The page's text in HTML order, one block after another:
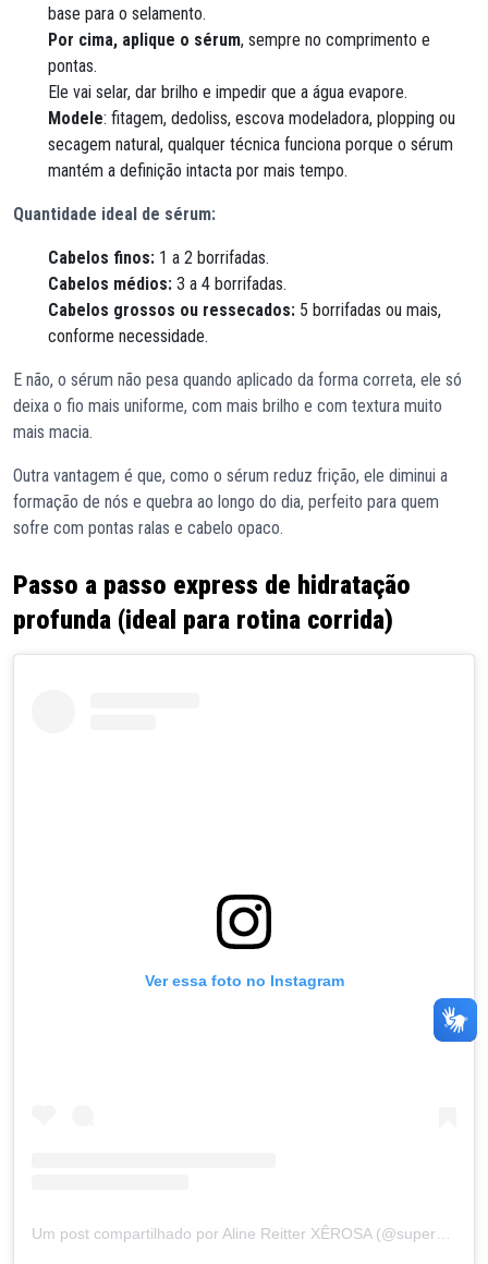
base para o selamento.
Por cima, aplique o sérum, sempre no comprimento e
pontas.
Ele vai selar, dar brilho e impedir que a água evapore.
Modele: fitagem, dedoliss, escova modeladora, plopping ou
secagem natural, qualquer técnica funciona porque o sérum
mantém a definição intacta por mais tempo.
Quantidade ideal de sérum:
Cabelos finos: 1 a 2 borrifadas.
Cabelos médios: 3 a 4 borrifadas.
Cabelos grossos ou ressecados: 5 borrifadas ou mais,
conforme necessidade.
E não, o sérum não pesa quando aplicado da forma correta, ele só
deixa o fio mais uniforme, com mais brilho e com textura muito
mais macia.
Outra vantagem é que, como o sérum reduz frição, ele diminui a
formação de nós e quebra ao longo do dia, perfeito para quem
sofre com pontas ralas e cabelo opaco.
Passo a passo express de hidratação
profunda (ideal para rotina corrida)
Ver essa foto no Instagram
Um post compartilhado por Aline Reitter XÊROSA (@superpretinha)